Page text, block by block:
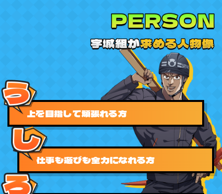
上を目指して頑張れる方
仕事も遊びも全力になれる方